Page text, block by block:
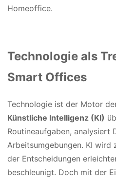
Homeoffice.
Technologie als
Smart Offices
Technologie ist der Motor
Künstliche Intelligenz (KI)
Routineaufgaben, analysiert
Arbeitsumgebungen. KI wird
der Entscheidungen
beschleunigt. Doch mit der